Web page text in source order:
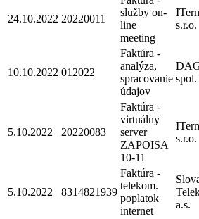
24.10.2022 20220011
služby on-
line
meeting
s.r.o.
10.10.2022 012022
Faktúra -
analýza,
spracovanie
údajov
spol.
5.10.2022 20220083
Faktúra -
virtuálny
server
ZAPOISA
10-11
s.r.o.
5.10.2022 8314821939
Faktúra -
telekom.
poplatok
internet
a.s.